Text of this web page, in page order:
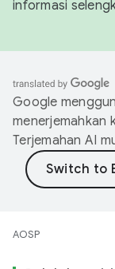
informasi
Google
menerjemahkan
Terjemahan AI
AOSP